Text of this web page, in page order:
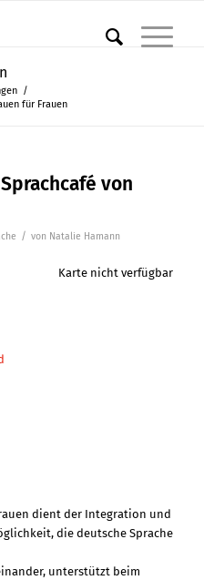
/
für Frauen
von
/ von Natalie Hamann
Karte nicht verfügbar
dient der Integration und
die deutsche Sprache
unterstützt beim